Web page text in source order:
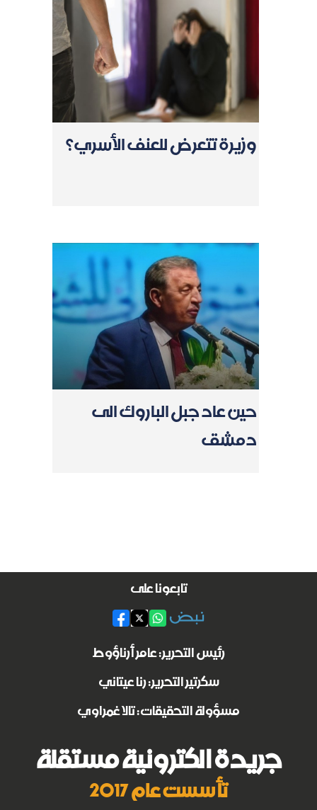
وزيرة تتعرض للعنف الأسري؟
حين عاد جبل الباروك الى
دمشق
تابعونا على
رئيس التحرير: عامر أرناؤوط
سكرتير التحرير: رنا عيتاني
مسؤولة التحقيقات: تالا غمراوي
جريدة الكترونية مستقلة
تأسست عام 2017